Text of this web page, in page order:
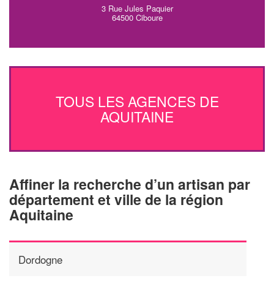
3 Rue Jules Paquier
64500 Ciboure
TOUS LES AGENCES DE
AQUITAINE
Affiner la recherche d’un artisan par
département et ville de la région
Aquitaine
Dordogne